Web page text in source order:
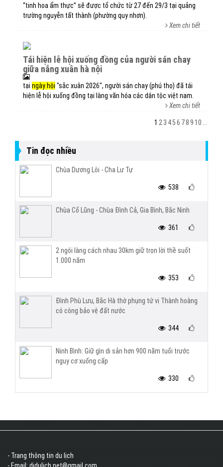
“tinh hoa ẩm thực” sẽ được tổ chức từ 27 đến 29/3 tại quảng
trường nguyễn tất thành (phường quy nhơn).
Xem chi tiết
tái hiện lễ hội xuống đồng của người sán chay
giữa nắng xuân hà nội
tại ngày hội "sắc xuân 2026", người sán chay (phú thọ) đã tái
hiện lễ hội xuống đồng tại làng văn hóa các dân tộc việt nam.
Xem chi tiết
1 2 3 456 789 10
Tin đọc nhiều
Chùa Dương Lôi - Cha Lư Tự
538
Chùa Cổ Lũng - Chùa Đình Cả, Gia Bình, Bắc Ninh
361
2 ngôi làng cách nhau 30km giữ trọn lời thề suốt
1.000 năm
353
Đình Phù Lưu, Bắc Hà thờ phụng tứ vị Thành hoàng
có công bảo vệ đất nước
344
Ninh Bình: Giữ gìn di sản hơn 900 năm tuổi trước
nguy cơ xuống cấp
330
- Trang thông tin du lịch